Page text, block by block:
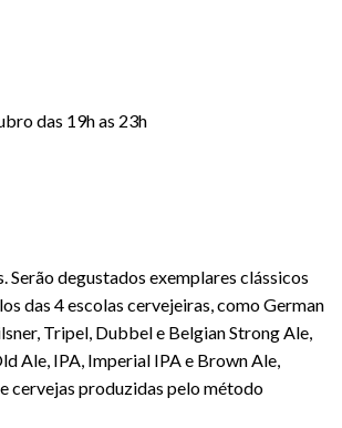
das 19h as 23h
Serão degustados exemplares clássicos
das 4 escolas cervejeiras, como German
Tripel, Dubbel e Belgian Strong Ale,
Ale, IPA, Imperial IPA e Brown Ale,
cervejas produzidas pelo método